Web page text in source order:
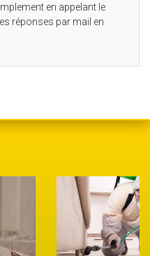
en appelant le
réponses par mail en